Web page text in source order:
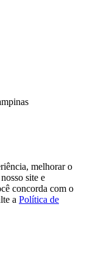
melhorar o
site e
concorda com o
a Política de